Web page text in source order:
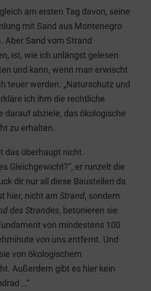
am ersten Tag davon, seine
mit Sand aus Montenegro
Aber Sand vom Strand
ist, wie ich unlängst gelesen
und kann, wenn man erwischt
teuer werden. „Naturschutz und
ich ihm die rechtliche
darauf abziele, das ökologische
zu erhalten.
das überhaupt nicht.
Gleichgewicht?“, er runzelt die
dir nur all diese Baustellen da
hier, nicht am Strand, sondern
des Strandes, betonieren sie
von mindestens 100
von uns entfernt. Und
von ökologischem
Außerdem gibt es hier kein
…“